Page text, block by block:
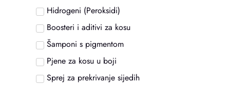
Hidrogeni (Peroksidi)
Boosteri i aditivi za kosu
Šamponi s pigmentom
Pjene za kosu u boji
Sprej za prekrivanje sijedih